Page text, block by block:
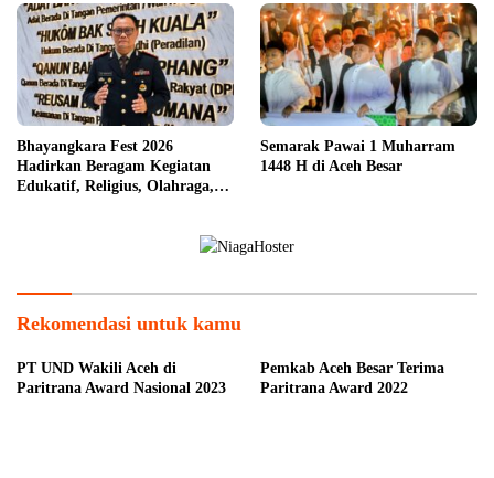
Bhayangkara Fest 2026
Hadirkan Beragam Kegiatan
Edukatif, Religius, Olahraga,
Semarak Pawai 1 Muharram
1448 H di Aceh Besar
Rekomendasi untuk kamu
PT UND Wakili Aceh di
Paritrana Award Nasional 2023
Pemkab Aceh Besar Terima
Paritrana Award 2022